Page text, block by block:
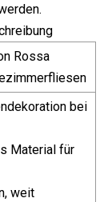
Rossa
bei
Material für
weit